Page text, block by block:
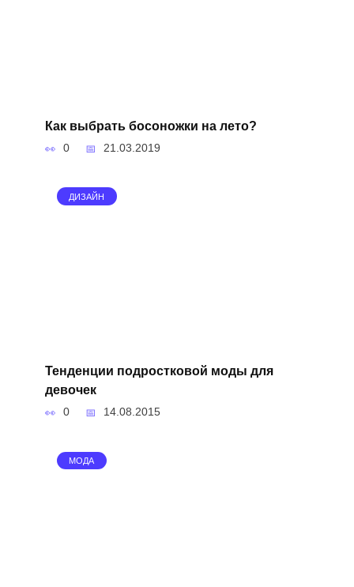
Как выбрать босоножки на лето?
0 21.03.2019
ДИЗАЙН
Тенденции подростковой моды для
девочек
0 14.08.2015
МОДА